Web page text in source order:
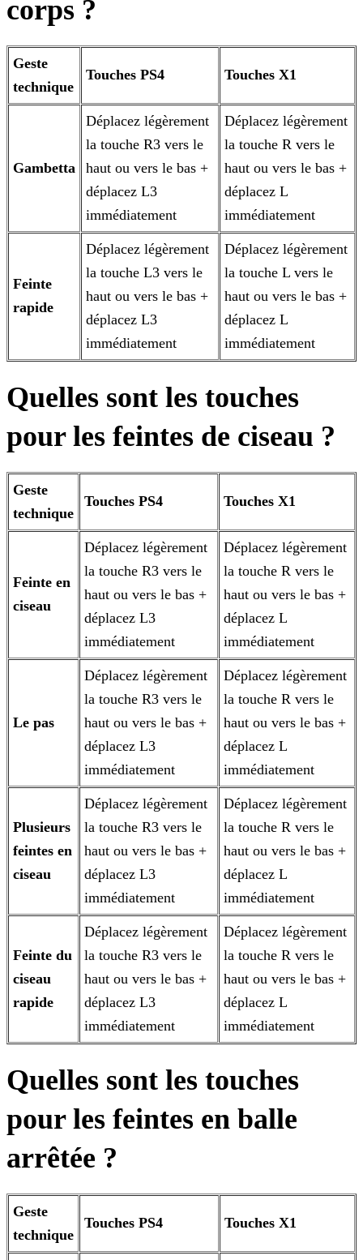
corps ?
Geste
technique
Touches PS4 Touches X1
Gambetta
Déplacez légèrement
la touche R3 vers le
haut ou vers le bas +
déplacez L3
immédiatement
Déplacez légèrement
la touche R vers le
haut ou vers le bas +
déplacez L
immédiatement
Feinte
rapide
Déplacez légèrement
la touche L3 vers le
haut ou vers le bas +
déplacez L3
immédiatement
Déplacez légèrement
la touche L vers le
haut ou vers le bas +
déplacez L
immédiatement
Quelles sont les touches
pour les feintes de ciseau ?
Geste
technique
Touches PS4 Touches X1
Feinte en
ciseau
Déplacez légèrement
la touche R3 vers le
haut ou vers le bas +
déplacez L3
immédiatement
Déplacez légèrement
la touche R vers le
haut ou vers le bas +
déplacez L
immédiatement
Le pas
Déplacez légèrement
la touche R3 vers le
haut ou vers le bas +
déplacez L3
immédiatement
Déplacez légèrement
la touche R vers le
haut ou vers le bas +
déplacez L
immédiatement
Plusieurs
feintes en
ciseau
Déplacez légèrement
la touche R3 vers le
haut ou vers le bas +
déplacez L3
immédiatement
Déplacez légèrement
la touche R vers le
haut ou vers le bas +
déplacez L
immédiatement
Feinte du
ciseau
rapide
Déplacez légèrement
la touche R3 vers le
haut ou vers le bas +
déplacez L3
immédiatement
Déplacez légèrement
la touche R vers le
haut ou vers le bas +
déplacez L
immédiatement
Quelles sont les touches
pour les feintes en balle
arrêtée ?
Geste
technique
Touches PS4 Touches X1